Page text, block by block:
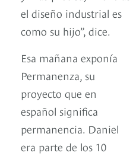
el diseño industrial es
como su hijo”, dice.
Esa mañana exponía
Permanenza, su
proyecto que en
español significa
permanencia. Daniel
era parte de los 10